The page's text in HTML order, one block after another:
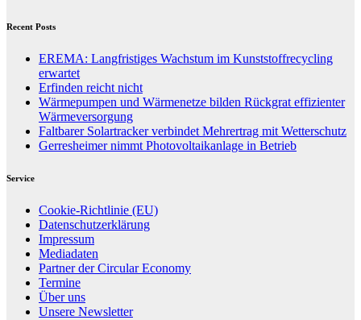
Recent Posts
EREMA: Langfristiges Wachstum im Kunststoffrecycling
erwartet
Erfinden reicht nicht
Wärmepumpen und Wärmenetze bilden Rückgrat effizienter
Wärmeversorgung
Faltbarer Solartracker verbindet Mehrertrag mit Wetterschutz
Gerresheimer nimmt Photovoltaikanlage in Betrieb
Service
Cookie-Richtlinie (EU)
Datenschutzerklärung
Impressum
Mediadaten
Partner der Circular Economy
Termine
Über uns
Unsere Newsletter